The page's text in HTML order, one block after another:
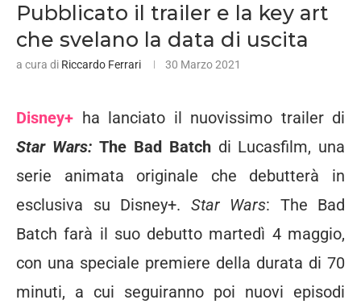
Pubblicato il trailer e la key art
che svelano la data di uscita
a cura di Riccardo Ferrari 30 Marzo 2021
Disney+ ha lanciato il nuovissimo trailer di
Star Wars:The Bad Batchdi Lucasfilm, una
serie animata originale che debutterà in
esclusiva su Disney+. Star Wars: The Bad
Batch farà il suo debutto martedì 4 maggio,
con una speciale premiere della durata di 70
minuti, a cui seguiranno poi nuovi episodi